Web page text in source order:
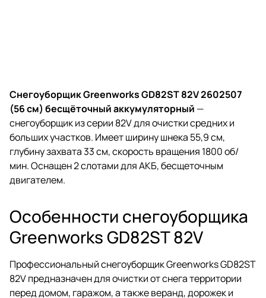
Снегоуборщик Greenworks GD82ST 82V 2602507
(56 см) бесщёточный аккумуляторный —
снегоуборщик из серии 82V для очистки средних и
больших участков. Имеет ширину шнека 55,9 см,
глубину захвата 33 см, скорость вращения 1800 об/
мин. Оснащен 2 слотами для АКБ, бесщеточным
двигателем.
Особенности снегоуборщика
Greenworks GD82ST 82V
Профессиональный снегоуборщик Greenworks GD82ST
82V предназначен для очистки от снега территории
перед домом, гаражом, а также веранд, дорожек и